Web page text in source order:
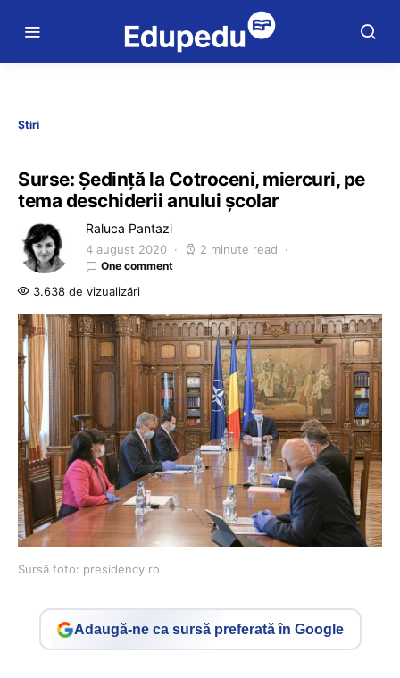
Știri
Surse: Ședință la Cotroceni, miercuri, pe
tema deschiderii anului școlar
Raluca Pantazi
4 august 2020 2 minute read
One comment
3.638 de vizualizări
Sursă foto: presidency.ro
Adaugă-ne ca sursă preferată în Google